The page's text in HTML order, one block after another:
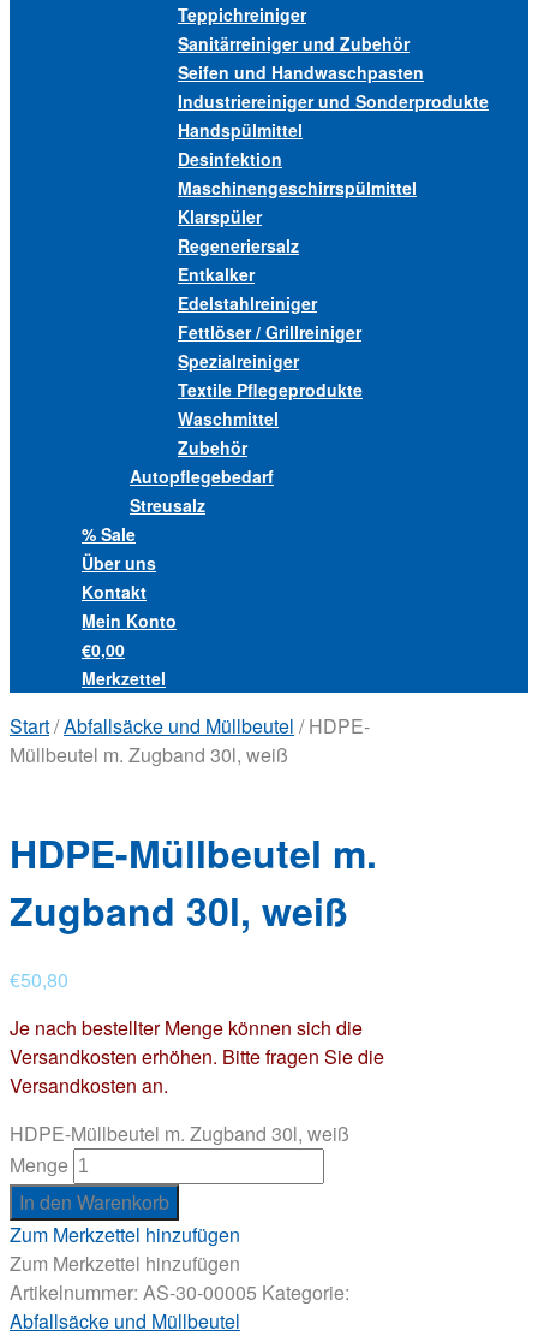
Teppichreiniger
Sanitärreiniger und Zubehör
Seifen und Handwaschpasten
Industriereiniger und Sonderprodukte
Handspülmittel
Desinfektion
Maschinengeschirrspülmittel
Klarspüler
Regeneriersalz
Entkalker
Edelstahlreiniger
Fettlöser / Grillreiniger
Spezialreiniger
Textile Pflegeprodukte
Waschmittel
Zubehör
Autopflegebedarf
Streusalz
% Sale
Über uns
Kontakt
Mein Konto
€0,00
Merkzettel
Start/Abfallsäcke und Müllbeutel / HDPE-
Müllbeutel m. Zugband 30l, weiß
HDPE-Müllbeutel m.
Zugband 30l, weiß
€50,80
Je nach bestellter Menge können sich die
Versandkosten erhöhen. Bitte fragen Sie die
Versandkosten an.
HDPE-Müllbeutel m. Zugband 30l, weiß
Menge
In den Warenkorb
Zum Merkzettel hinzufügen
Zum Merkzettel hinzufügen
Artikelnummer: AS-30-00005 Kategorie:
Abfallsäcke und Müllbeutel